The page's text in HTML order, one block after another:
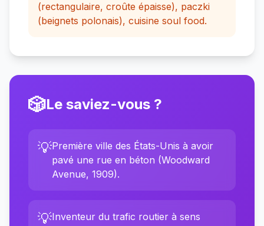
(rectangulaire, croûte épaisse), paczki
(beignets polonais), cuisine soul food.
🎲Le saviez-vous ?
💡Première ville des États-Unis à avoir
pavé une rue en béton (Woodward
Avenue, 1909).
💡Inventeur du trafic routier à sens